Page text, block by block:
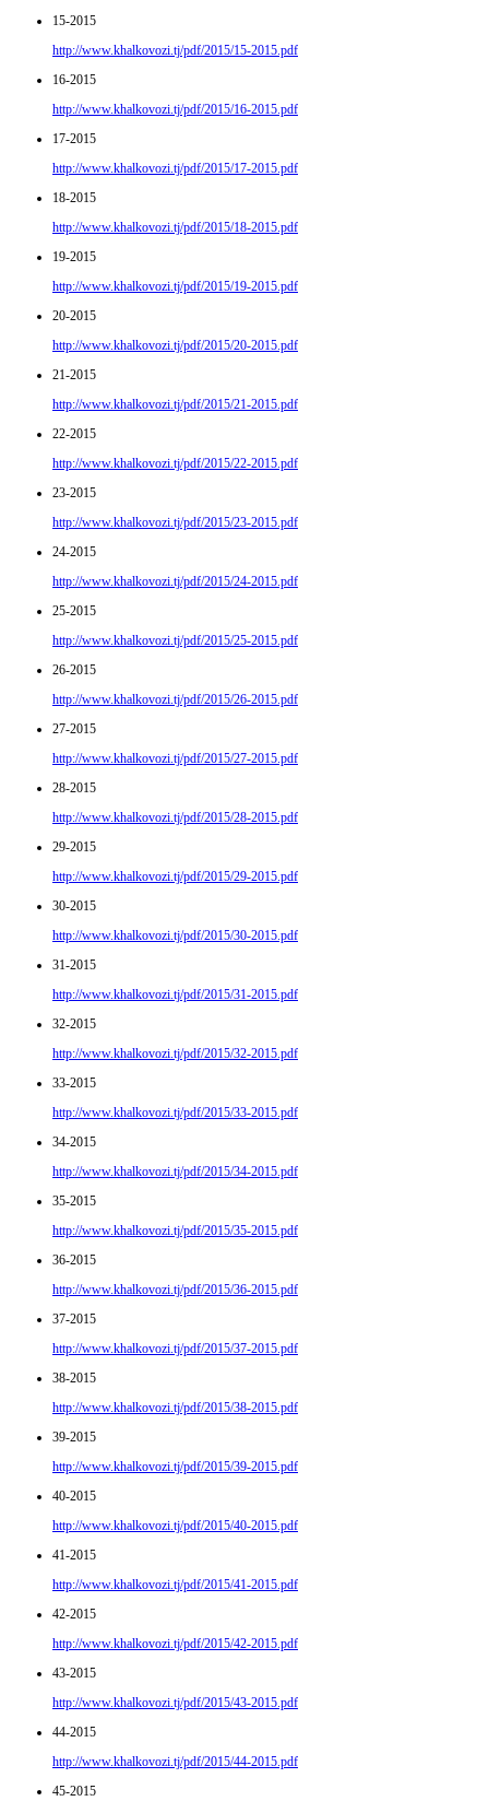
15-2015
http://www.khalkovozi.tj/pdf/2015/15-2015.pdf
16-2015
http://www.khalkovozi.tj/pdf/2015/16-2015.pdf
17-2015
http://www.khalkovozi.tj/pdf/2015/17-2015.pdf
18-2015
http://www.khalkovozi.tj/pdf/2015/18-2015.pdf
19-2015
http://www.khalkovozi.tj/pdf/2015/19-2015.pdf
20-2015
http://www.khalkovozi.tj/pdf/2015/20-2015.pdf
21-2015
http://www.khalkovozi.tj/pdf/2015/21-2015.pdf
22-2015
http://www.khalkovozi.tj/pdf/2015/22-2015.pdf
23-2015
http://www.khalkovozi.tj/pdf/2015/23-2015.pdf
24-2015
http://www.khalkovozi.tj/pdf/2015/24-2015.pdf
25-2015
http://www.khalkovozi.tj/pdf/2015/25-2015.pdf
26-2015
http://www.khalkovozi.tj/pdf/2015/26-2015.pdf
27-2015
http://www.khalkovozi.tj/pdf/2015/27-2015.pdf
28-2015
http://www.khalkovozi.tj/pdf/2015/28-2015.pdf
29-2015
http://www.khalkovozi.tj/pdf/2015/29-2015.pdf
30-2015
http://www.khalkovozi.tj/pdf/2015/30-2015.pdf
31-2015
http://www.khalkovozi.tj/pdf/2015/31-2015.pdf
32-2015
http://www.khalkovozi.tj/pdf/2015/32-2015.pdf
33-2015
http://www.khalkovozi.tj/pdf/2015/33-2015.pdf
34-2015
http://www.khalkovozi.tj/pdf/2015/34-2015.pdf
35-2015
http://www.khalkovozi.tj/pdf/2015/35-2015.pdf
36-2015
http://www.khalkovozi.tj/pdf/2015/36-2015.pdf
37-2015
http://www.khalkovozi.tj/pdf/2015/37-2015.pdf
38-2015
http://www.khalkovozi.tj/pdf/2015/38-2015.pdf
39-2015
http://www.khalkovozi.tj/pdf/2015/39-2015.pdf
40-2015
http://www.khalkovozi.tj/pdf/2015/40-2015.pdf
41-2015
http://www.khalkovozi.tj/pdf/2015/41-2015.pdf
42-2015
http://www.khalkovozi.tj/pdf/2015/42-2015.pdf
43-2015
http://www.khalkovozi.tj/pdf/2015/43-2015.pdf
44-2015
http://www.khalkovozi.tj/pdf/2015/44-2015.pdf
45-2015